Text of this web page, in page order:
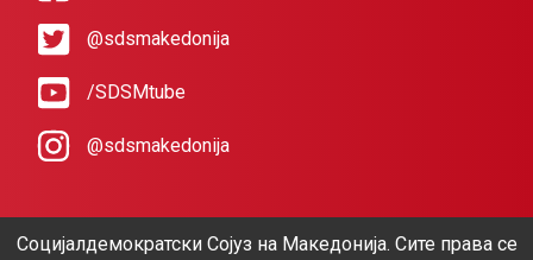
@sdsmakedonija
/SDSMtube
@sdsmakedonija
Социјалдемократски Сојуз на Македонија. Сите права се